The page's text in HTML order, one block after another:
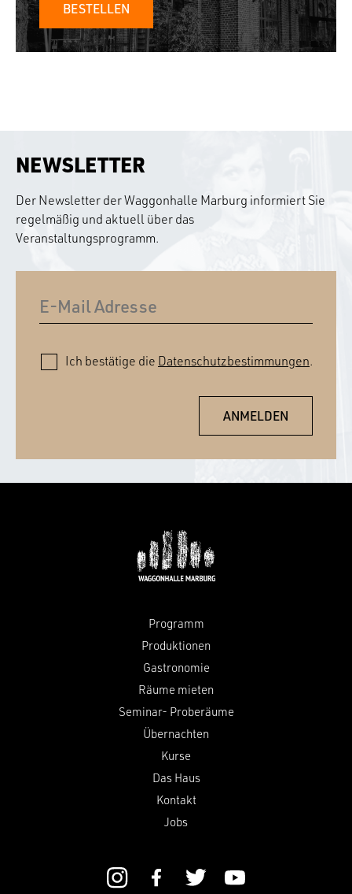
BESTELLEN
NEWSLETTER
Der Newsletter der Waggonhalle Marburg informiert Sie
regelmäßig und aktuell über das
Veranstaltungsprogramm.
Ich bestätige die Datenschutzbestimmungen.
Programm
Produktionen
Gastronomie
Räume mieten
Seminar- Proberäume
Übernachten
Kurse
Das Haus
Kontakt
Jobs